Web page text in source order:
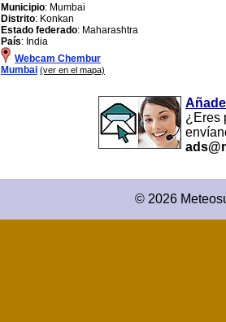
Municipio: Mumbai
Distrito: Konkan
Estado federado: Maharashtra
País: India
Webcam Chembur
Mumbai (ver en el mapa)
¿Eres
© 2026